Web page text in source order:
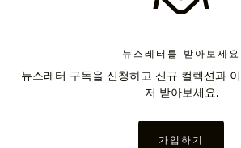
뉴스레터를 받아보세요
뉴스레터 구독을 신청하고 신규 컬렉션과
저 받아보세요.
가입하기